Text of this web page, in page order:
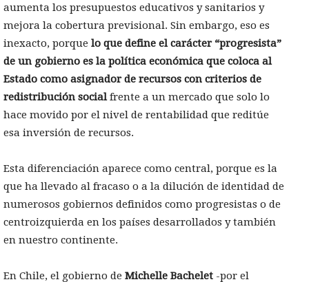
aumenta los presupuestos educativos y sanitarios y
mejora la cobertura previsional. Sin embargo, eso es
inexacto, porque lo que define el carácter “progresista”
de un gobierno es la política económica que coloca al
Estado como asignador de recursos con criterios de
redistribución socialfrente a un mercado que solo lo
hace movido por el nivel de rentabilidad que reditúe
esa inversión de recursos.
Esta diferenciación aparece como central, porque es la
que ha llevado al fracaso o a la dilución de identidad de
numerosos gobiernos definidos como progresistas o de
centroizquierda en los países desarrollados y también
en nuestro continente.
En Chile, el gobierno de Michelle Bachelet -por el